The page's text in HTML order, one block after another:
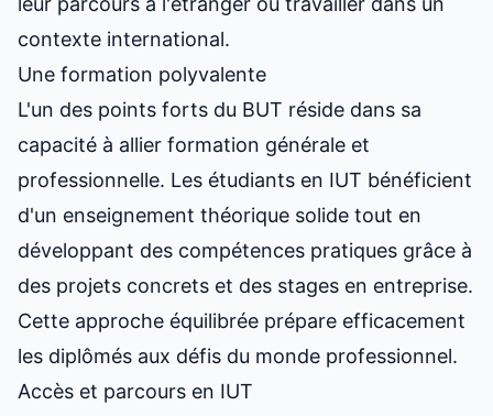
contexte international.
Une formation polyvalente
L'un des points forts du BUT réside dans sa
capacité à allier formation générale et
professionnelle. Les étudiants en IUT bénéficient
d'un enseignement théorique solide tout en
développant des compétences pratiques grâce à
des projets concrets et des stages en entreprise.
Cette approche équilibrée prépare efficacement
les diplômés aux défis du monde professionnel.
Accès et parcours en IUT